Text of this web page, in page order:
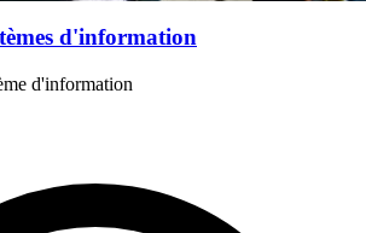
d'information
d'information